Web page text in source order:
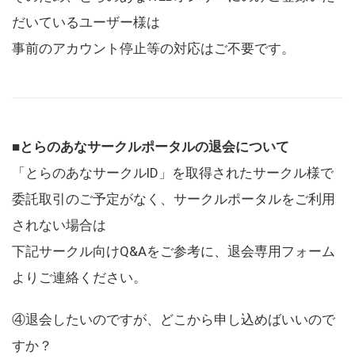
だいているユーザー様は
事前のアカウント停止等の対応はご不要です。
■とらのあなサークルポータルの退会について
「とらのあなサークルID」を取得されたサークル様で
委託取引のご予定がなく、サークルポータルをご利用
されない場合は
下記サークル向けQ&Aをご参考に、退会専用フォーム
よりご連絡ください。
④退会したいのですが、どこから申し込めばいいので
すか？